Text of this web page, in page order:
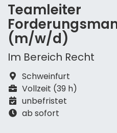
Teamleiter
(m/w/d)
Im Bereich Recht
Schweinfurt
Vollzeit (39 h)
unbefristet
ab sofort